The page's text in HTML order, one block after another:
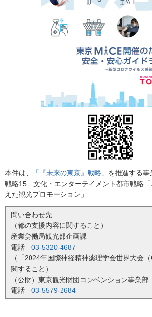
本件は、 「『未来の東京』戦略」 を推進する事
戦略15 文化・エンターテイメント都市戦略「
えた観光プロモーション」
問い合わせ先
（都の支援内容に関すること）
産業労働局観光部企画課
電話 03-5320-4687
（「2024年国際神経精神薬理学会世界大会
関すること）
（公財）東京観光財団コンベンション事業部
電話 03-5579-2684